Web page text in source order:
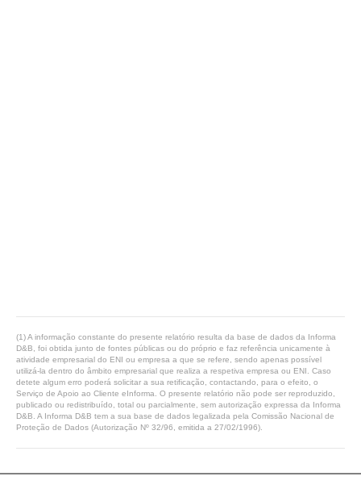
(1) A informação constante do presente relatório resulta da base de dados da Informa
D&B, foi obtida junto de fontes públicas ou do próprio e faz referência unicamente à
atividade empresarial do ENI ou empresa a que se refere, sendo apenas possível
utilizá-la dentro do âmbito empresarial que realiza a respetiva empresa ou ENI. Caso
detete algum erro poderá solicitar a sua retificação, contactando, para o efeito, o
Serviço de Apoio ao Cliente eInforma. O presente relatório não pode ser reproduzido,
publicado ou redistribuído, total ou parcialmente, sem autorização expressa da Informa
D&B. A Informa D&B tem a sua base de dados legalizada pela Comissão Nacional de
Proteção de Dados (Autorização Nº 32/96, emitida a 27/02/1996).